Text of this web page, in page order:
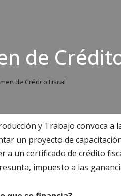
de
de Crédito Fiscal
y Trabajo convoca a
un proyecto de
a un certificado de crédito
impuesto a las